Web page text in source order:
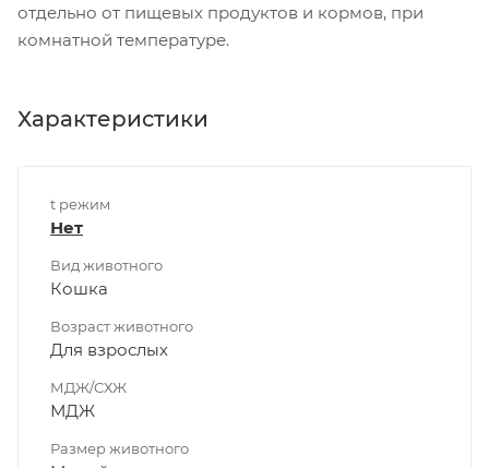
отдельно от пищевых продуктов и кормов, при
комнатной температуре.
Характеристики
t режим
Нет
Вид животного
Кошка
Возраст животного
Для взрослых
МДЖ/СХЖ
МДЖ
Размер животного